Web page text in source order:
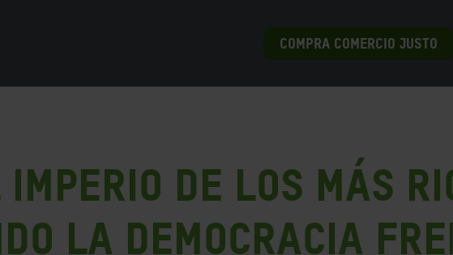
COMPRA COMERCIO JUSTO
de los más
la democracia